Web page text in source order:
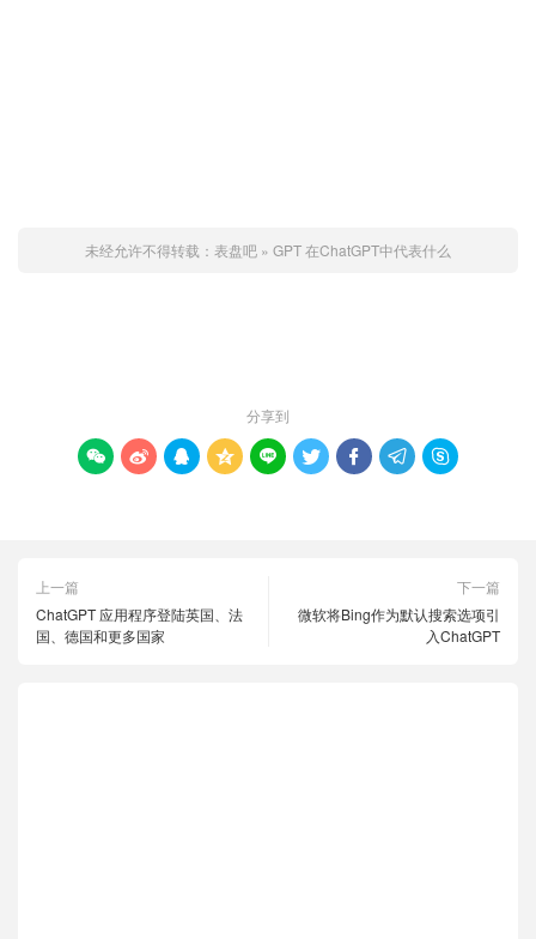
未经允许不得转载： 表盘吧 » GPT 在ChatGPT中代表什么
分享到
        
上一篇
ChatGPT 应用程序登陆英国、法
国、德国和更多国家
下一篇
微软将Bing作为默认搜索选项引
入ChatGPT